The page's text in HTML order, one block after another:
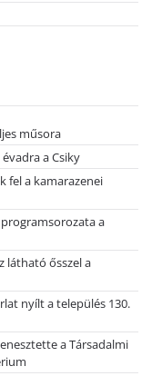
műsora
a Csiky
fel a kamarazenei
a
látható ősszel a
nyílt a település 130.
a Társadalmi